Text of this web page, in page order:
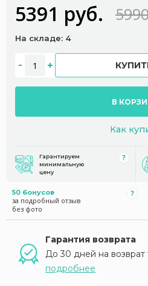
5391 руб.
На складе: 4
В
Как
Гарантируем
минимальную
цену
50 бонусов
за подробный отзыв
без фото
Гарантия возврата
До 30 дней на возврат
подробнее